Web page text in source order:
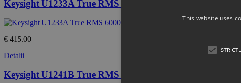
Keysight U1233A True RMS 6000 count handheld DMM
€ 415.00
Detalii
Keysight U1241B True RMS 10000 count handheld DMM
This website uses